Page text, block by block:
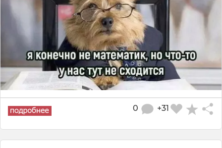
+31
0